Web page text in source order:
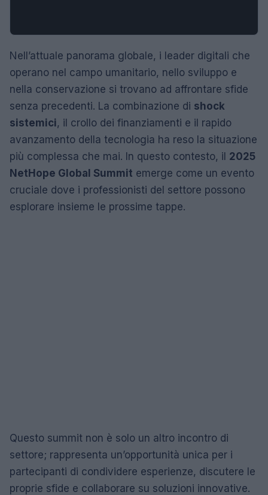
Nell’attuale panorama globale, i leader digitali che
operano nel campo umanitario, nello sviluppo e
nella conservazione si trovano ad affrontare sfide
senza precedenti. La combinazione di shock
sistemici, il crollo dei finanziamenti e il rapido
avanzamento della tecnologia ha reso la situazione
più complessa che mai. In questo contesto, il 2025
NetHope Global Summit emerge come un evento
cruciale dove i professionisti del settore possono
esplorare insieme le prossime tappe.
Questo summit non è solo un altro incontro di
settore; rappresenta un’opportunità unica per i
partecipanti di condividere esperienze, discutere le
proprie sfide e collaborare su soluzioni innovative.